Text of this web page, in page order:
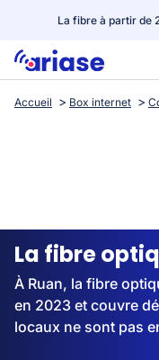
La fibre à partir de
Box internet
Streaming
Accueil Box internet
La fibre
À Ruan, la fibre
en 2023 et couvre
locaux ne sont pas